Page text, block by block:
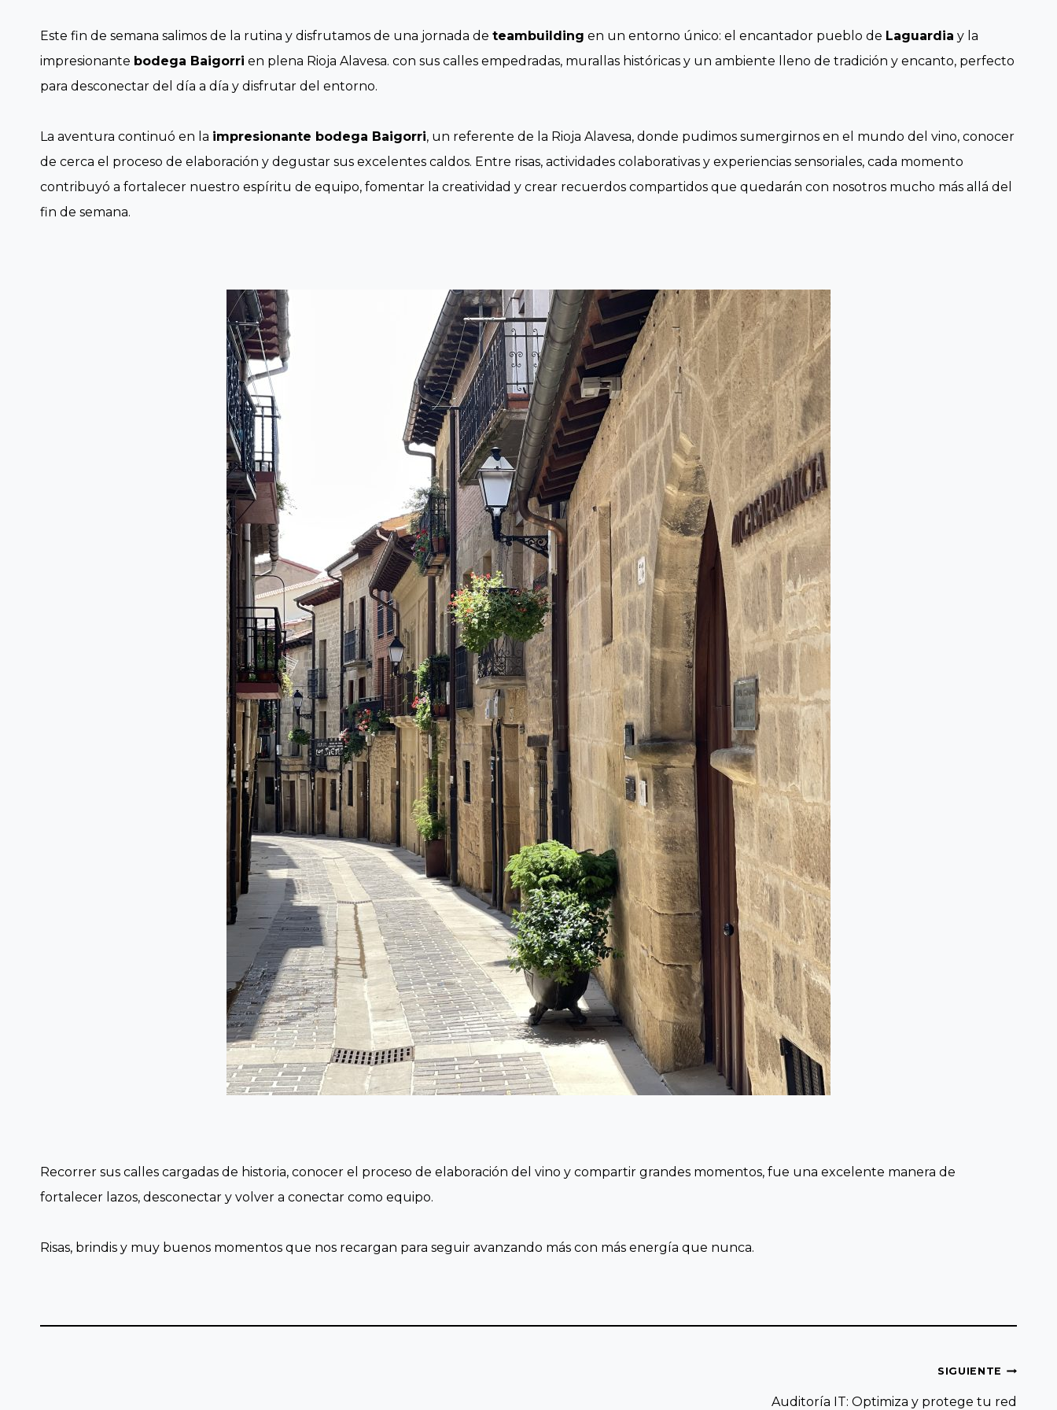
Este fin de semana salimos de la rutina y disfrutamos de una jornada de teambuilding en un entorno único: el encantador pueblo de Laguardia y la
impresionante bodega Baigorri en plena Rioja Alavesa. con sus calles empedradas, murallas históricas y un ambiente lleno de tradición y encanto, perfecto
para desconectar del día a día y disfrutar del entorno.
La aventura continuó en la impresionante bodega Baigorri, un referente de la Rioja Alavesa, donde pudimos sumergirnos en el mundo del vino, conocer
de cerca el proceso de elaboración y degustar sus excelentes caldos. Entre risas, actividades colaborativas y experiencias sensoriales, cada momento
contribuyó a fortalecer nuestro espíritu de equipo, fomentar la creatividad y crear recuerdos compartidos que quedarán con nosotros mucho más allá del
fin de semana.
Recorrer sus calles cargadas de historia, conocer el proceso de elaboración del vino y compartir grandes momentos, fue una excelente manera de
fortalecer lazos, desconectar y volver a conectar como equipo.
Risas, brindis y muy buenos momentos que nos recargan para seguir avanzando más con más energía que nunca.
SIGUIENTE
Auditoría IT: Optimiza y protege tu red